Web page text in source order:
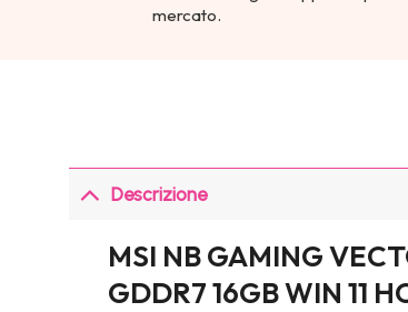
mercato.
Descrizione
MSI NB GAMING
GDDR7 16GB WIN 11